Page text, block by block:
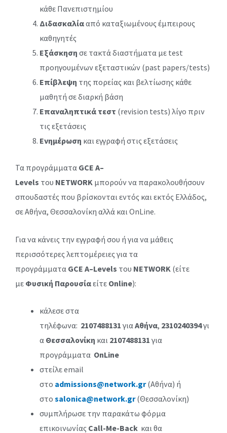
κάθε Πανεπιστημίου
Διδασκαλίααπό καταξιωμένους έμπειρους
καθηγητές
Eξάσκηση σε τακτά διαστήματα με test
προηγουμένων εξεταστικών (past papers/tests)
Eπίβλεψη της πορείας και βελτίωσης κάθε
μαθητή σε διαρκή βάση
Επαναληπτικά τεστ (revision tests) λίγο πριν
τις εξετάσεις
Ενημέρωση και εγγραφή στις εξετάσεις
Τα προγράμματα GCE A–
Levels του NETWORK μπορούν να παρακολουθήσουν
σπουδαστές που βρίσκονται εντός και εκτός Ελλάδος,
σε Αθήνα, Θεσσαλονίκη αλλά και OnLine.
Για να κάνεις την εγγραφή σου ή για να μάθεις
περισσότερες λεπτομέρειες για τα
προγράμματα GCE A–Levels του NETWORK (είτε
με Φυσική Παρουσίαείτε Online):
κάλεσε στα
τηλέφωνα: 2107488131 γιαΑθήνα, 2310240394γι
α Θεσσαλονίκη και 2107488131 για
προγράμματα OnLine
στείλε email
στο admissions@network.gr(Αθήνα) ή
στο salonica@network.gr(Θεσσαλονίκη)
συμπλήρωσε την παρακάτω φόρμα
επικοινωνίας Call-Me-Back και θα